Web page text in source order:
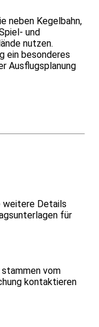
neben Kegelbahn,
und
nutzen.
ein besonderes
Ausflugsplanung
weitere Details
für
vom
kontaktieren